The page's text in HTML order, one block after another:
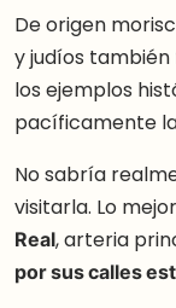
De origen
y judíos también
los ejemplos
pacíficamente
No sabría
visitarla. Lo
Real, arteria
por sus calles